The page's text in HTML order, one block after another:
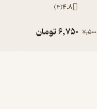
4.8
(
4
)
7,500
6,750تومان